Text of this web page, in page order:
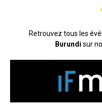
Retrouvez tous les
Burundi sur